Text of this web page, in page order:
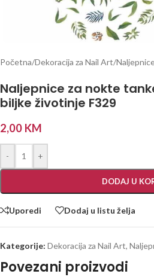
Početna/Dekoracija za Nail Art/
Naljepnice za nokte
biljke životinje F329
2,00 KM
- +
DODAJ U
Uporedi Dodaj u listu želja
Kategorije: Dekoracija za Nail Art,
Povezani proizvodi